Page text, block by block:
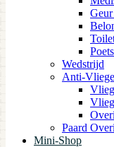
Wedstrijd
Anti-
Paard
Mini-Shop